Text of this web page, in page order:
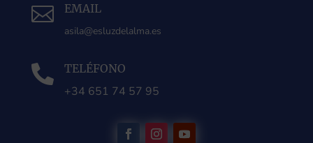
 EMAIL
asila@esluzdelalma.es
 TELÉFONO
+34 651 74 57 95